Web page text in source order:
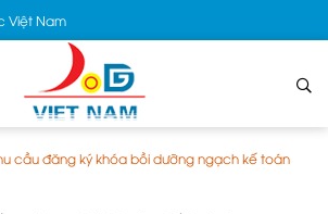
Việt Nam
cầu đăng ký khóa bồi dưỡng ngạch kế toán